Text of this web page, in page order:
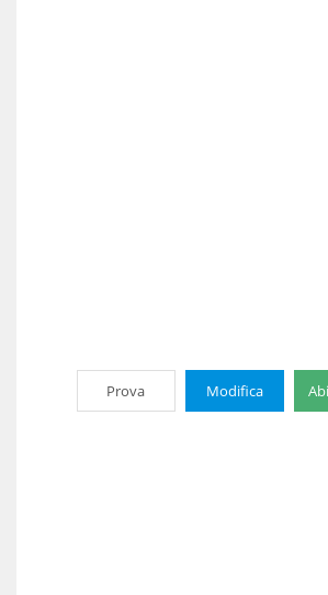
Prova Modifica